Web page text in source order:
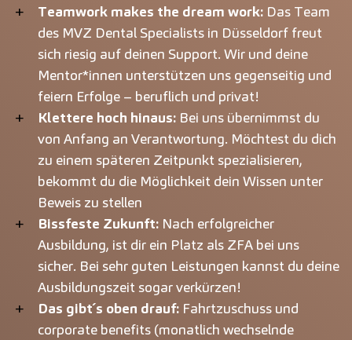
Teamwork makes the dream work: Das Team
des MVZ Dental Specialists in Düsseldorf freut
sich riesig auf deinen Support. Wir und deine
Mentor*innen unterstützen uns gegenseitig und
feiern Erfolge – beruflich und privat!
Klettere hoch hinaus: Bei uns übernimmst du
von Anfang an Verantwortung. Möchtest du dich
zu einem späteren Zeitpunkt spezialisieren,
bekommt du die Möglichkeit dein Wissen unter
Beweis zu stellen
Bissfeste Zukunft: Nach erfolgreicher
Ausbildung, ist dir ein Platz als ZFA bei uns
sicher. Bei sehr guten Leistungen kannst du deine
Ausbildungszeit sogar verkürzen!
Das gibt´s oben drauf: Fahrtzuschuss und
corporate benefits (monatlich wechselnde